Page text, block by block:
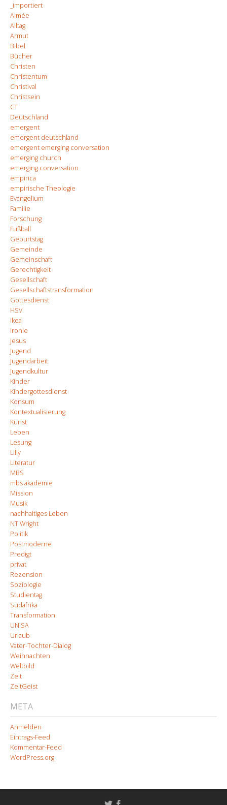
_importiert
Aimée
Alltag
Armut
Bibel
Bücher
Christen
Christentum
Christival
Christsein
CT
Deutschland
emergent
emergent deutschland
emergent emerging conversation
emerging church
emerging conversation
empirica
empirische Theologie
Evangelium
Familie
Forschung
Fußball
Geburtstag
Gemeinde
Gemeinschaft
Gerechtigkeit
Gesellschaft
Gesellschaftstransformation
Gottesdienst
HSV
Ikea
Ironie
Jesus
Jugend
Jugendarbeit
Jugendkultur
Kinder
Kindergottesdienst
Konsum
Kontextualisierung
Kunst
Leben
Lesung
Lilly
Literatur
MBS
mbs akademie
Mission
Musik
nachhaltiges Leben
NT Wright
Politik
Postmoderne
Predigt
privat
Rezension
Soziologie
Studientag
Südafrika
Transformation
UNISA
Urlaub
Vater-Tochter-Dialog
Weihnachten
Weltbild
Zeit
ZeitGeist
META
Anmelden
Eintrags-Feed
Kommentar-Feed
WordPress.org